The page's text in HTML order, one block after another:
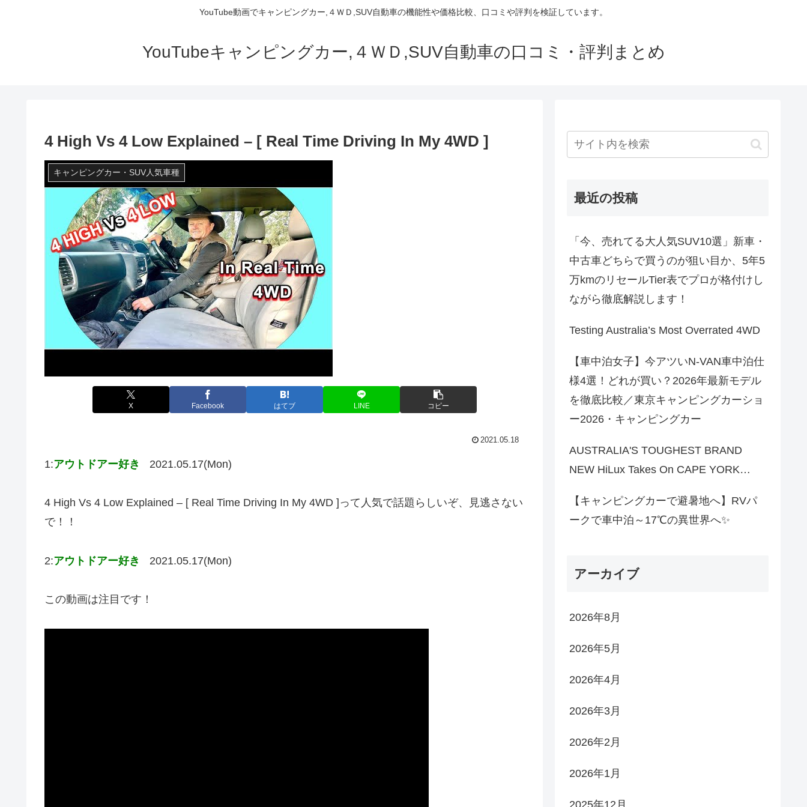
YouTube動画でキャンピングカー,４ＷＤ,SUV自動車の機能性や価格比較、口コミや評判を検証しています。
YouTubeキャンピングカー,４ＷＤ,SUV自動車の口コミ・評判まとめ
4 High Vs 4 Low Explained – [ Real Time Driving In My 4WD ]
キャンピングカー・SUV人気車種
X Facebook はてブ LINE コピー
2021.05.18
1:アウトドアー好き 2021.05.17(Mon)
4 High Vs 4 Low Explained – [ Real Time Driving In My 4WD ]って人気で話題らしいぞ、見逃さない
で！！
2:アウトドアー好き 2021.05.17(Mon)
この動画は注目です！
最近の投稿
「今、売れてる大人気SUV10選」新車・
中古車どちらで買うのが狙い目か、5年5
万kmのリセールTier表でプロが格付けし
ながら徹底解説します！
Testing Australia’s Most Overrated 4WD
【車中泊女子】今アツいN-VAN車中泊仕
様4選！どれが買い？2026年最新モデル
を徹底比較／東京キャンピングカーショ
ー2026・キャンピングカー
AUSTRALIA'S TOUGHEST BRAND
NEW HiLux Takes On CAPE YORK…
【キャンピングカーで避暑地へ】RVパ
ークで車中泊～17℃の異世界へ✨
アーカイブ
2026年8月
2026年5月
2026年4月
2026年3月
2026年2月
2026年1月
2025年12月